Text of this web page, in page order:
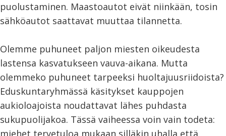
puolustaminen. Maastoautot eivät niinkään, tosin
sähköautot saattavat muuttaa tilannetta.
Olemme puhuneet paljon miesten oikeudesta
lastensa kasvatukseen vauva-aikana. Mutta
olemmeko puhuneet tarpeeksi huoltajuusriidoista?
Eduskuntaryhmässä käsitykset kauppojen
aukioloajoista noudattavat lähes puhdasta
sukupuolijakoa. Tässä vaiheessa voin vain todeta:
miehet tervetuloa mukaan silläkin uhalla että